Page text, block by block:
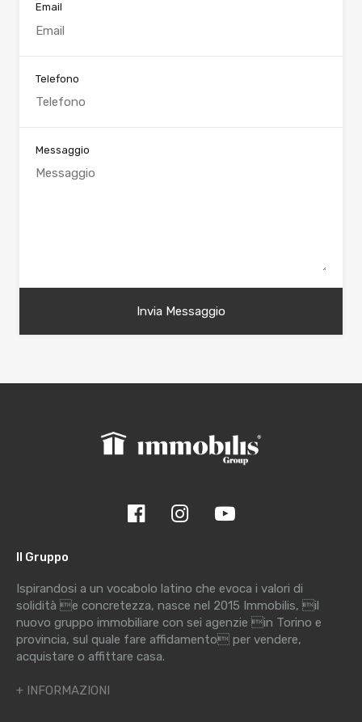
Email
Telefono
Messaggio
Il Gruppo
Ispirandosi a un vocabolo latino che evoca i valori di
solidità e concretezza, nasce nel 2015 Immobilis, il
nuovo gruppo immobiliare con sei agenzie in Torino e
provincia, sul quale fare affidamento per vendere,
acquistare o affittare casa.
+ INFORMAZIONI